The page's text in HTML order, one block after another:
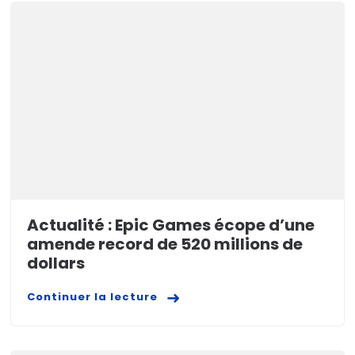
Actualité : Epic Games écope d’une
amende record de 520 millions de
dollars
Continuer la lecture